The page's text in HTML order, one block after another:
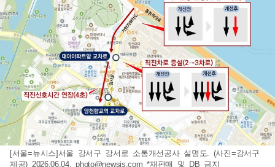
[서울=뉴시스]서울 강서구 강서로 소통개선공사 설명도. (사진=강서구
제공) 2026.06.04.photo@newsis.com *재판매 및 DB 금지